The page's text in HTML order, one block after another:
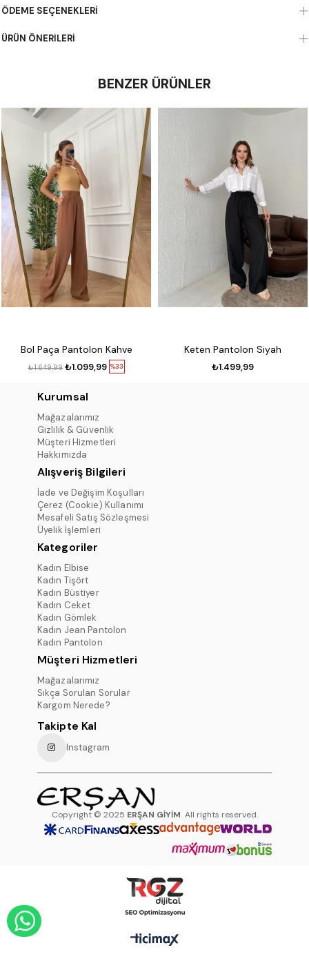
ÖDEME SEÇENEKLERI
ÜRÜN ÖNERILERI
BENZER ÜRÜNLER
Bol Paça Pantolon Kahve
%33
₺1.099,99
₺1.649,99
Keten Pantolon Siyah
₺1.499,99
Kurumsal
Mağazalarımız
Gizlilik & Güvenlik
Müşteri Hizmetleri
Hakkımızda
Alışveriş Bilgileri
İade ve Değişim Koşulları
Çerez (Cookie) Kullanımı
Mesafeli Satış Sözleşmesi
Üyelik İşlemleri
Kategoriler
Kadın Elbise
Kadın Tişört
Kadın Büstiyer
Kadın Ceket
Kadın Gömlek
Kadın Jean Pantolon
Kadın Pantolon
Müşteri Hizmetleri
Mağazalarımız
Sıkça Sorulan Sorular
Kargom Nerede?
Takipte Kal
Instagram
Copyright © 2025 ERŞAN GİYİM All rights reserved.